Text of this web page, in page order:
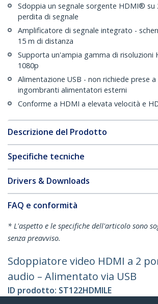
Sdoppia un segnale sorgente HDMI® su
perdita di segnale
Amplificatore di segnale integrato -
15 m di distanza
Supporta un'ampia gamma di risoluzioni
1080p
Alimentazione USB - non richiede prese
ingombranti alimentatori esterni
Conforme a HDMI a elevata velocità e
Descrizione del Prodotto
Specifiche tecniche
Drivers & Downloads
FAQ e conformità
* L'aspetto e le specifiche dell'articolo sono
senza preavviso.
Sdoppiatore video HDMI a 2
audio – Alimentato via USB
ID prodotto: ST122HDMILE